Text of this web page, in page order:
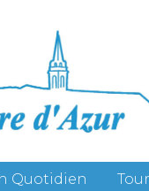
Quotidien